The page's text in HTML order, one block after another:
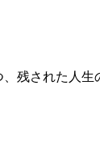
残された人